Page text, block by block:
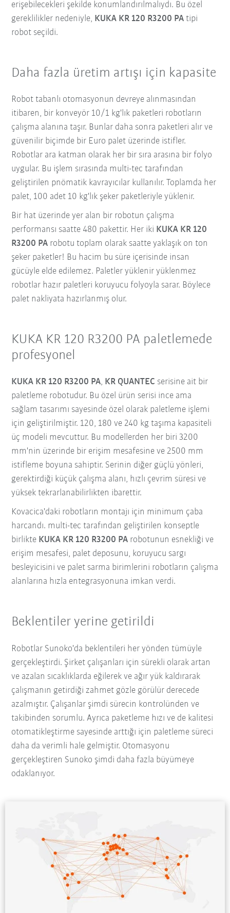
erişebilecekleri şekilde konumlandırılmalıydı. Bu özel
gereklilikler nedeniyle, KUKA KR 120 R3200 PA tipi
robot seçildi.
Daha fazla üretim artışı için kapasite
Robot tabanlı otomasyonun devreye alınmasından
itibaren, bir konveyör 10/1 kg'lık paketleri robotların
çalışma alanına taşır. Bunlar daha sonra paketleri alır ve
güvenilir biçimde bir Euro palet üzerinde istifler.
Robotlar ara katman olarak her bir sıra arasına bir folyo
uygular. Bu işlem sırasında multi-tec tarafından
geliştirilen pnömatik kavrayıcılar kullanılır. Toplamda her
palet, 100 adet 10 kg'lık şeker paketleriyle yüklenir.
Bir hat üzerinde yer alan bir robotun çalışma
performansı saatte 480 pakettir. Her iki KUKA KR 120
R3200 PA robotu toplam olarak saatte yaklaşık on ton
şeker paketler! Bu hacim bu süre içerisinde insan
gücüyle elde edilemez. Paletler yüklenir yüklenmez
robotlar hazır paletleri koruyucu folyoyla sarar. Böylece
palet nakliyata hazırlanmış olur.
KUKA KR 120 R3200 PA paletlemede
profesyonel
KUKA KR 120 R3200 PA, KR QUANTEC serisine ait bir
paletleme robotudur. Bu özel ürün serisi ince ama
sağlam tasarımı sayesinde özel olarak paletleme işlemi
için geliştirilmiştir. 120, 180 ve 240 kg taşıma kapasiteli
üç modeli mevcuttur. Bu modellerden her biri 3200
mm'nin üzerinde bir erişim mesafesine ve 2500 mm
istifleme boyuna sahiptir. Serinin diğer güçlü yönleri,
gerektirdiği küçük çalışma alanı, hızlı çevrim süresi ve
yüksek tekrarlanabilirlikten ibarettir.
Kovacica'daki robotların montajı için minimum çaba
harcandı. multi-tec tarafından geliştirilen konseptle
birlikte KUKA KR 120 R3200 PA robotunun esnekliği ve
erişim mesafesi, palet deposunu, koruyucu sargı
besleyicisini ve palet sarma birimlerini robotların çalışma
alanlarına hızla entegrasyonuna imkan verdi.
Beklentiler yerine getirildi
Robotlar Sunoko'da beklentileri her yönden tümüyle
gerçekleştirdi. Şirket çalışanları için sürekli olarak artan
ve azalan sıcaklıklarda eğilerek ve ağır yük kaldırarak
çalışmanın getirdiği zahmet gözle görülür derecede
azalmıştır. Çalışanlar şimdi sürecin kontrolünden ve
takibinden sorumlu. Ayrıca paketleme hızı ve de kalitesi
otomatikleştirme sayesinde arttığı için paletleme süreci
daha da verimli hale gelmiştir. Otomasyonu
gerçekleştiren Sunoko şimdi daha fazla büyümeye
odaklanıyor.